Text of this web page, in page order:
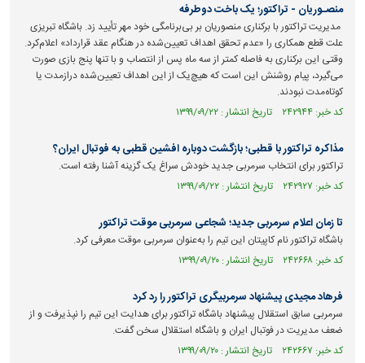
منصـوریان - تراکتور؛ یک باخت دوطرفه
مدیریت تراکتور با برکناری منصوریان بر بی‌برنامگی خود مهر تأیید زد. باشگاه تبریزی
علت قطع همکاری را «عدم تحقق اهداف تعیین‌شده در هنگام عقد قرارداد» اعلام‌کرد.
وقتی این برکناری به فاصله کمتر از سه ماه پس از انتصاب و با تنها پنج بازی صورت
می‌گیرد، پیام روشنش این است که هیچ‌یک از این اهداف تعیین‌شده درازمدت یا
کوتاه‌مدت نبودند.
کد خبر: ۲۴۲۹۴۴ تاریخ انتشار : ۱۳۹۹/۰۹/۲۲
مذاکره تراکتور با قطبی؛ بازگشت دوباره افشین قطبی به فوتبال ایران؟
تراکتور برای انتخاب سرمربی جدید خودش سراغ یک گزینه آشنا رفته است.
کد خبر: ۲۴۲۹۲۷ تاریخ انتشار : ۱۳۹۹/۰۹/۲۲
تا زمان اعلام سرمربی جدید؛ شجاعی سرمربی موقت تراکتور
باشگاه تراکتور نام کاپیتان این تیم را به‌عنوان سرمربی موقت معرفی کرد.
کد خبر: ۲۴۲۶۶۸ تاریخ انتشار : ۱۳۹۹/۰۹/۲۰
فرهاد مجیدی پیشنهاد سرمربیگری تراکتور را رد کرد
سرمربی سابق استقلال پیشنهاد باشگاه تراکتور برای هدایت این تیم را نپذیرفت و از
ضعف مدیریت در فوتبال ایران و باشگاه استقلال سخن گفت.
کد خبر: ۲۴۲۶۶۷ تاریخ انتشار : ۱۳۹۹/۰۹/۲۰